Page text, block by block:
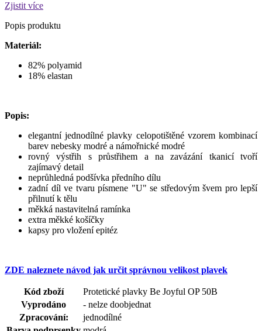
Zjistit více
Popis produktu
Materiál:
82% polyamid
18% elastan
Popis:
elegantní jednodílné plavky celopotištěné vzorem kombinací
barev nebesky modré a námořnické modré
rovný výstřih s průstřihem a na zavázání tkanicí tvoří
zajímavý detail
neprůhledná podšívka předního dílu
zadní díl ve tvaru písmene "U" se středovým švem pro lepší
přilnutí k tělu
měkká nastavitelná ramínka
extra měkké košíčky
kapsy pro vložení epitéz
ZDE naleznete návod jak určit správnou velikost plavek
Kód zboží
Protetické plavky Be Joyful OP 50B
Vyprodáno
- nelze doobjednat
Zpracování:
jednodílné